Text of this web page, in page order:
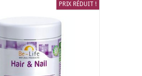
PRIX RÉDUIT !